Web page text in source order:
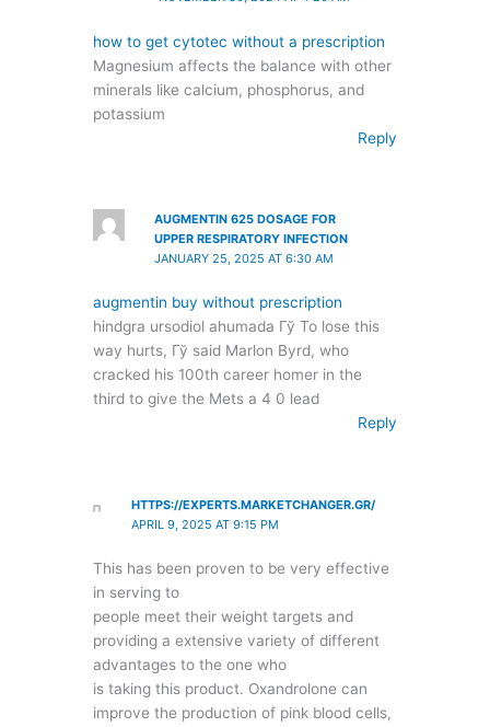
how to get cytotec without a prescription
Magnesium affects the balance with other
minerals like calcium, phosphorus, and
potassium
Reply
AUGMENTIN 625 DOSAGE FOR
UPPER RESPIRATORY INFECTION
JANUARY 25, 2025 AT 6:30 AM
augmentin buy without prescription
hindgra ursodiol ahumada Гў To lose this
way hurts, Гў said Marlon Byrd, who
cracked his 100th career homer in the
third to give the Mets a 4 0 lead
Reply
HTTPS://EXPERTS.MARKETCHANGER.GR/
APRIL 9, 2025 AT 9:15 PM
This has been proven to be very effective
in serving to
people meet their weight targets and
providing a extensive variety of different
advantages to the one who
is taking this product. Oxandrolone can
improve the production of pink blood cells,